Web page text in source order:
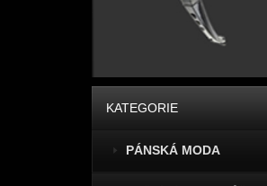
KATEGORIE
PÁNSKÁ MODA